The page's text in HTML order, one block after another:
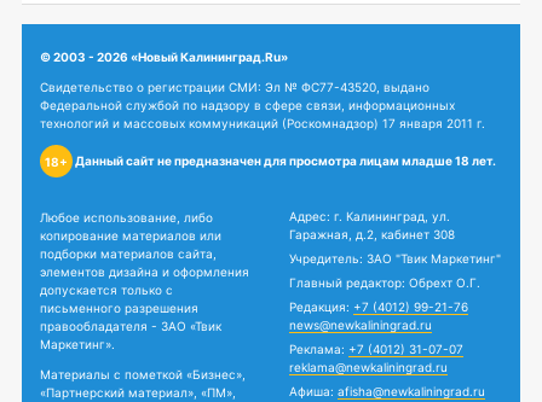
© 2003 - 2026 «Новый Калининград.Ru»
Свидетельство о регистрации СМИ: Эл № ФС77-43520, выдано
Федеральной службой по надзору в сфере связи, информационных
технологий и массовых коммуникаций (Роскомнадзор) 17 января 2011 г.
18+ Данный сайт не предназначен для просмотра лицам младше 18 лет.
Любое использование, либо
копирование материалов или
подборки материалов сайта,
элементов дизайна и оформления
допускается только с
письменного разрешения
правообладателя - ЗАО «Твик
Маркетинг».
Материалы с пометкой «Бизнес»,
«Партнерский материал», «ПМ»,
Адрес: г. Калининград, ул.
Гаражная, д.2, кабинет 308
Учредитель: ЗАО "Твик Маркетинг"
Главный редактор: Обрехт О.Г.
Редакция: +7 (4012) 99-21-76
news@newkaliningrad.ru
Реклама: +7 (4012) 31-07-07
reklama@newkaliningrad.ru
Афиша: afisha@newkaliningrad.ru